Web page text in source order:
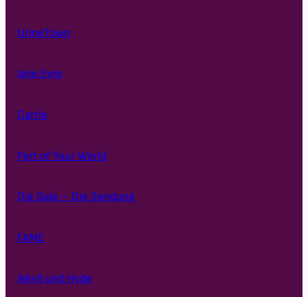
UrineTown
Jane Eyre
Carrie
Part of Your World
Die Gala – Die Sendung
FAME
Jekyll und Hyde